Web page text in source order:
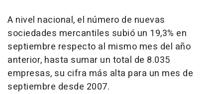
A nivel nacional, el número de nuevas
sociedades mercantiles subió un 19,3% en
septiembre respecto al mismo mes del año
anterior, hasta sumar un total de 8.035
empresas, su cifra más alta para un mes de
septiembre desde 2007.